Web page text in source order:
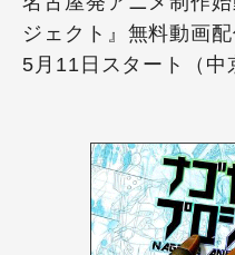
ジェクト』無料動画
5月11日スタート（中